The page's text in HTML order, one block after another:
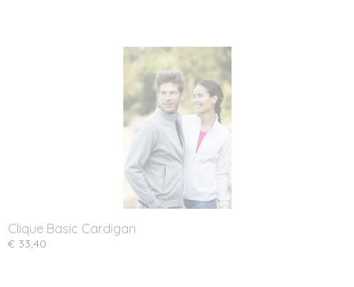
Clique Basic Cardigan
€ 33,40